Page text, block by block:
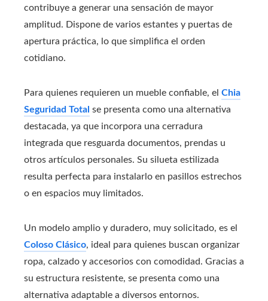
contribuye a generar una sensación de mayor
amplitud. Dispone de varios estantes y puertas de
apertura práctica, lo que simplifica el orden
cotidiano.
Para quienes requieren un mueble confiable, el Chia
Seguridad Total se presenta como una alternativa
destacada, ya que incorpora una cerradura
integrada que resguarda documentos, prendas u
otros artículos personales. Su silueta estilizada
resulta perfecta para instalarlo en pasillos estrechos
o en espacios muy limitados.
Un modelo amplio y duradero, muy solicitado, es el
Coloso Clásico, ideal para quienes buscan organizar
ropa, calzado y accesorios con comodidad. Gracias a
su estructura resistente, se presenta como una
alternativa adaptable a diversos entornos.